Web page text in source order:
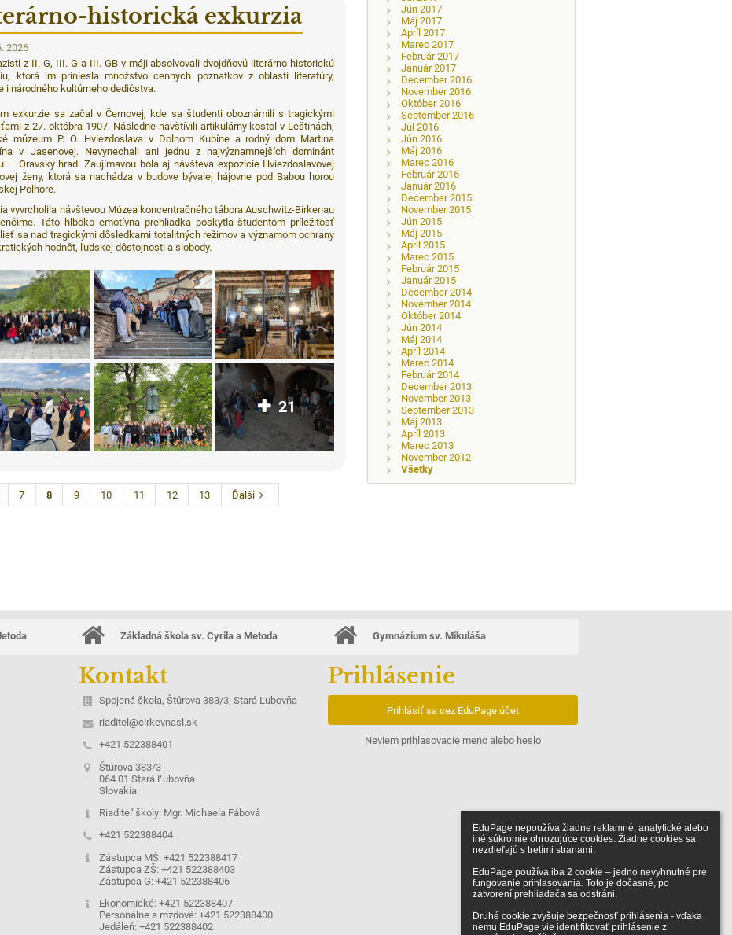
EduPage nepoužíva žiadne reklamné, analytické alebo
iné súkromie ohrozujúce cookies. Žiadne cookies sa
nezdieľajú s tretími stranami.
EduPage používa iba 2 cookie – jedno nevyhnutné pre
fungovanie prihlasovania. Toto je dočasné, po
zatvorení prehliadača sa odstráni.
Druhé cookie zvyšuje bezpečnosť prihlásenia - vďaka
nemu EduPage vie identifikovať prihlásenie z
historická exkurzia
2026
z II. G, III. G a III. GB v máji absolvovali dvojdňovú literárno-historickú
ktorá im priniesla množstvo cenných poznatkov z oblasti literatúry,
i národného kultúrneho dedičstva.
exkurzie sa začal v Černovej, kde sa študenti oboznámili s tragickými
z 27. októbra 1907. Následne navštívili artikulárny kostol v Leštinách,
múzeum P. O. Hviezdoslava v Dolnom Kubíne a rodný dom Martina
v Jasenovej. Nevynechali ani jednu z najvýznamnejších dominánt
– Oravský hrad. Zaujímavou bola aj návšteva expozície Hviezdoslavovej
ženy, ktorá sa nachádza v budove bývalej hájovne pod Babou horou
Polhore.
vyvrcholila návštevou Múzea koncentračného tábora Auschwitz-Birkenau
Táto hlboko emotívna prehliadka poskytla študentom príležitosť
sa nad tragickými dôsledkami totalitných režimov a významom ochrany
hodnôt, ľudskej dôstojnosti a slobody.
21
7 8 9 10 11 12 13 Ďalší
Jún 2017
Máj 2017
Apríl 2017
Marec 2017
Február 2017
Január 2017
December 2016
November 2016
Október 2016
September 2016
Júl 2016
Jún 2016
Máj 2016
Marec 2016
Február 2016
Január 2016
December 2015
November 2015
Jún 2015
Máj 2015
Apríl 2015
Marec 2015
Február 2015
Január 2015
December 2014
November 2014
Október 2014
Jún 2014
Máj 2014
Apríl 2014
Marec 2014
Február 2014
December 2013
November 2013
September 2013
Máj 2013
Apríl 2013
Marec 2013
November 2012
Všetky
Základná škola sv. Cyrila a Metoda Gymnázium sv. Mikuláša
Kontakt
Spojená škola, Štúrova 383/3, Stará Ľubovňa
riaditel@cirkevnasl.sk
+421 522388401
Štúrova 383/3
064 01 Stará Ľubovňa
Slovakia
Riaditeľ školy: Mgr. Michaela Fábová
+421 522388404
Zástupca MŠ: +421 522388417
Zástupca ZŠ: +421 522388403
Zástupca G: +421 522388406
Ekonomické: +421 522388407
Personálne a mzdové: +421 522388400
Jedáleň: +421 522388402
Prihlásenie
Prihlásiť sa cez EduPage účet
Neviem prihlasovacie meno alebo heslo